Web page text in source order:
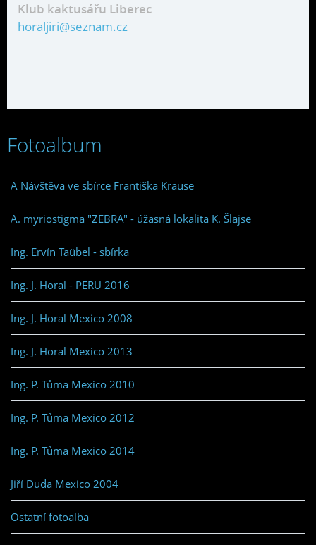
Klub kaktusářu Liberec
horaljiri@seznam.cz
Fotoalbum
A Návštěva ve sbírce Františka Krause
A. myriostigma "ZEBRA" - úžasná lokalita K. Šlajse
Ing. Ervín Taübel - sbírka
Ing. J. Horal - PERU 2016
Ing. J. Horal Mexico 2008
Ing. J. Horal Mexico 2013
Ing. P. Tůma Mexico 2010
Ing. P. Tůma Mexico 2012
Ing. P. Tůma Mexico 2014
Jiří Duda Mexico 2004
Ostatní fotoalba